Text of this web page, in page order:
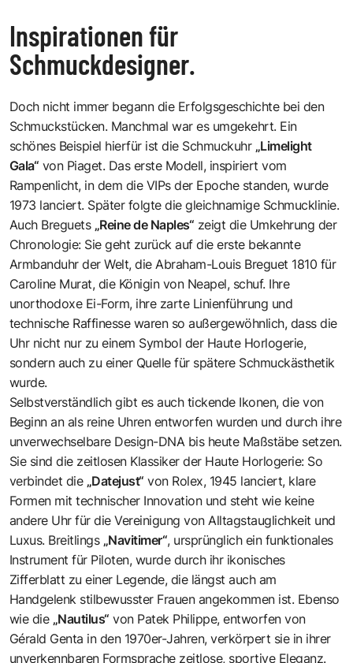
Inspirationen für
Schmuckdesigner.
Doch nicht immer begann die Erfolgsgeschichte bei den
Schmuckstücken. Manchmal war es umgekehrt. Ein
schönes Beispiel hierfür ist die Schmuckuhr „Limelight
Gala“ von Piaget. Das erste Modell, inspiriert vom
Rampenlicht, in dem die VIPs der Epoche standen, wurde
1973 lanciert. Später folgte die gleichnamige Schmucklinie.
Auch Breguets „Reine de Naples“ zeigt die Umkehrung der
Chronologie: Sie geht zurück auf die erste bekannte
Armbanduhr der Welt, die Abraham-Louis Breguet 1810 für
Caroline Murat, die Königin von Neapel, schuf. Ihre
unorthodoxe Ei-Form, ihre zarte Linienführung und
technische Raffinesse waren so außergewöhnlich, dass die
Uhr nicht nur zu einem Symbol der Haute Horlogerie,
sondern auch zu einer Quelle für spätere Schmuckästhetik
wurde.
Selbstverständlich gibt es auch tickende Ikonen, die von
Beginn an als reine Uhren entworfen wurden und durch ihre
unverwechselbare Design-DNA bis heute Maßstäbe setzen.
Sie sind die zeitlosen Klassiker der Haute Horlogerie: So
verbindet die „Datejust“ von Rolex, 1945 lanciert, klare
Formen mit technischer Innovation und steht wie keine
andere Uhr für die Vereinigung von Alltagstauglichkeit und
Luxus. Breitlings „Navitimer“, ursprünglich ein funktionales
Instrument für Piloten, wurde durch ihr ikonisches
Zifferblatt zu einer Legende, die längst auch am
Handgelenk stilbewusster Frauen angekommen ist. Ebenso
wie die „Nautilus“ von Patek Philippe, entworfen von
Gérald Genta in den 1970er-Jahren, verkörpert sie in ihrer
unverkennbaren Formsprache zeitlose, sportive Eleganz.